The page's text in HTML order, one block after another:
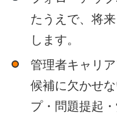
たうえで、将
します。
管理者キャリ
候補に欠かせ
プ・問題提起